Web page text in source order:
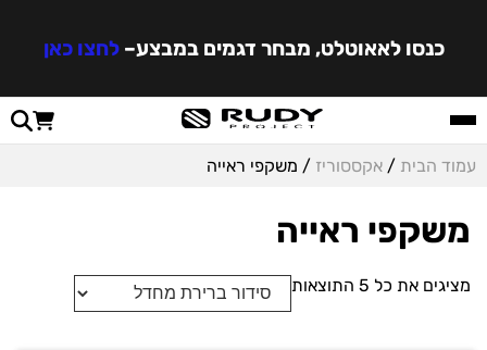
כנסו לאאוטלט, מבחר דגמים במבצע–לחצו כאן
עמוד הבית / אקססוריז / משקפי ראייה
משקפי ראייה
מציגים את כל ⁦5⁩ התוצאות